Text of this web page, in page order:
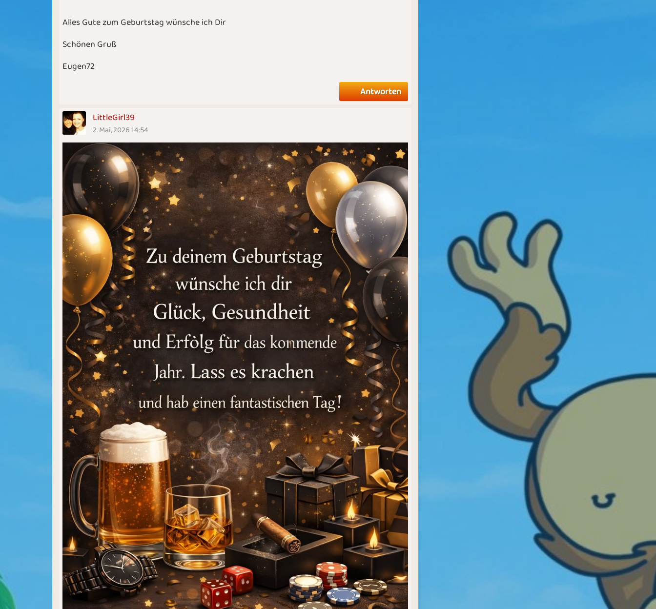
Alles Gute zum Geburtstag wünsche ich Dir
Schönen Gruß
Eugen72
Antworten
LittleGirl39
2. Mai, 2026 14:54